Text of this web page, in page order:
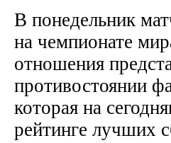
В понедельник
на чемпионате
отношения
противостоянии
которая на
рейтинге лучших